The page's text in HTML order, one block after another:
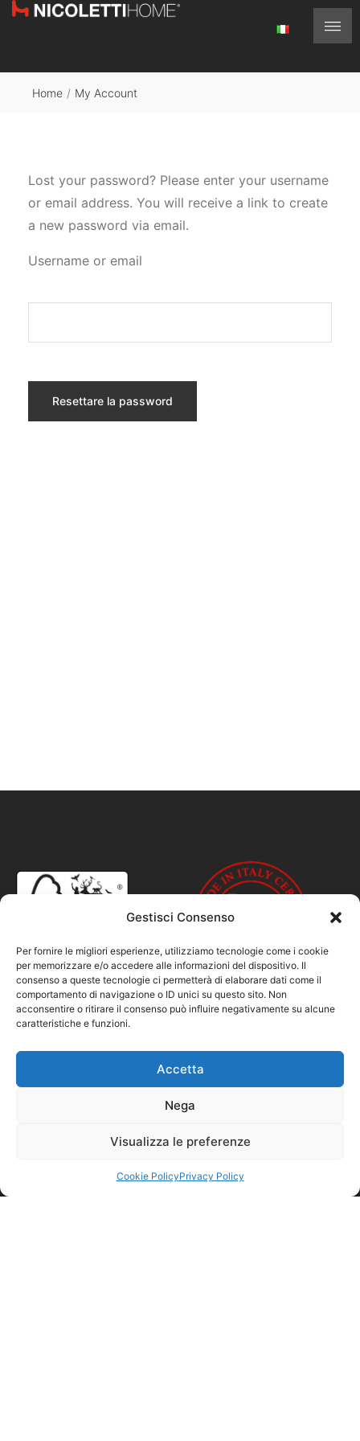
Gestisci Consenso
Per fornire le migliori esperienze, utilizziamo tecnologie come i cookie
per memorizzare e/o accedere alle informazioni del dispositivo. Il
consenso a queste tecnologie ci permetterà di elaborare dati come il
comportamento di navigazione o ID unici su questo sito. Non
acconsentire o ritirare il consenso può influire negativamente su alcune
caratteristiche e funzioni.
Accetta
Nega
Visualizza le preferenze
Cookie PolicyPrivacy Policy
Home / My Account
Lost your password? Please enter your username
or email address. You will receive a link to create
a new password via email.
Username or email
Resettare la password